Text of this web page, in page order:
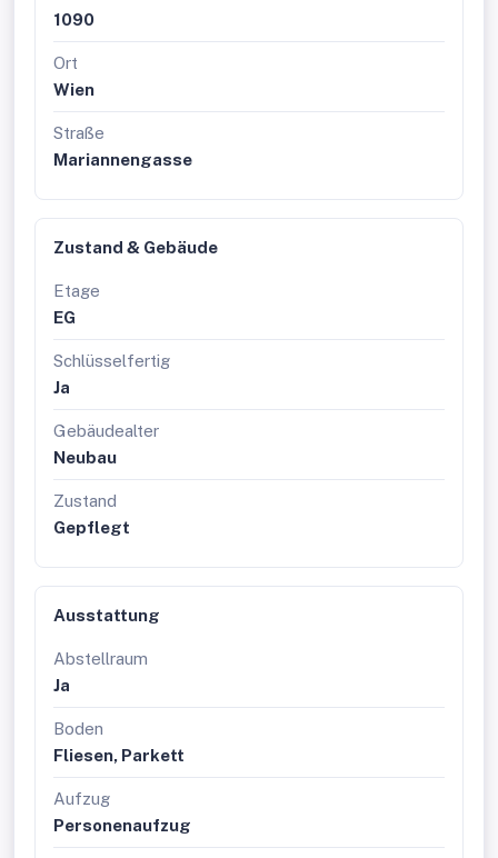
1090
Ort
Wien
Straße
Mariannengasse
Zustand & Gebäude
Etage
EG
Schlüsselfertig
Ja
Gebäudealter
Neubau
Zustand
Gepflegt
Ausstattung
Abstellraum
Ja
Boden
Fliesen, Parkett
Aufzug
Personenaufzug